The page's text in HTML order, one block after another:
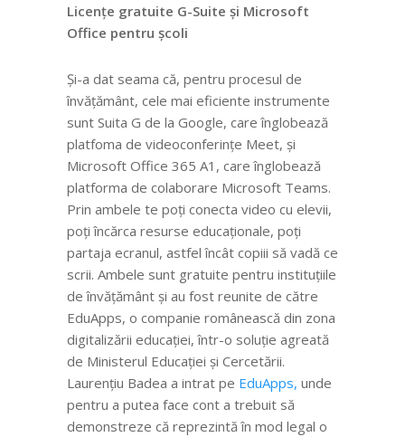
Licențe gratuite G-Suite și Microsoft
Office pentru școli
Și-a dat seama că, pentru procesul de
învățământ, cele mai eficiente instrumente
sunt Suita G de la Google, care înglobează
platfoma de videoconferințe Meet, și
Microsoft Office 365 A1, care înglobează
platforma de colaborare Microsoft Teams.
Prin ambele te poți conecta video cu elevii,
poți încărca resurse educaționale, poți
partaja ecranul, astfel încât copiii să vadă ce
scrii. Ambele sunt gratuite pentru instituțiile
de învățământ și au fost reunite de către
EduApps, o companie românească din zona
digitalizării educației, într-o soluție agreată
de Ministerul Educației și Cercetării.
Laurențiu Badea a intrat pe EduApps, unde
pentru a putea face cont a trebuit să
demonstreze că reprezintă în mod legal o